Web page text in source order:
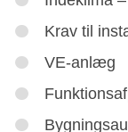
Krav til
VE-anlæg